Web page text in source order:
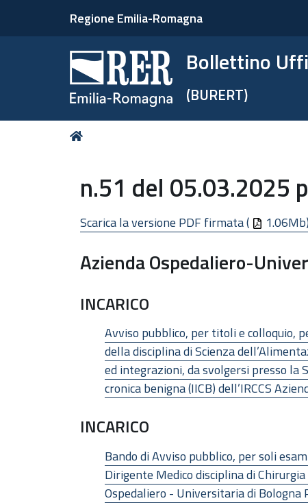
Regione Emilia-Romagna
Bollettino
(BURERT)
Tu
n.51 del 05.03.2025
Scarica la versione PDF firmata ( 1.06Mb)
Azienda Ospedaliero-
INCARICO
Avviso pubblico, per titoli e colloquio,
della disciplina di Scienza
ed integrazioni, da svolgersi presso
cronica benigna (IICB) dell’IRCCS
INCARICO
Bando di Avviso pubblico, per soli
Dirigente Medico disciplina di
Ospedaliero - Universitaria di Bologna